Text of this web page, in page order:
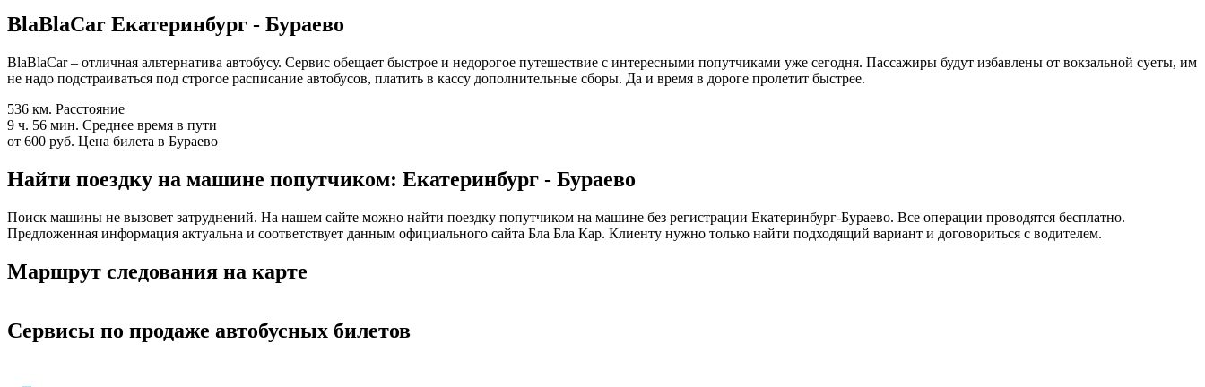
BlaBlaCar Екатеринбург - Бураево
BlaBlaCar – отличная альтернатива автобусу. Сервис обещает быстрое и недорогое путешествие с интересными попутчиками уже сегодня. Пассажиры будут избавлены от вокзальной суеты, им
не надо подстраиваться под строгое расписание автобусов, платить в кассу дополнительные сборы. Да и время в дороге пролетит быстрее.
536 км. Расстояние
9 ч. 56 мин. Среднее время в пути
от 600 руб. Цена билета в Бураево
Найти поездку на машине попутчиком: Екатеринбург - Бураево
Поиск машины не вызовет затруднений. На нашем сайте можно найти поездку попутчиком на машине без регистрации Екатеринбург-Бураево. Все операции проводятся бесплатно.
Предложенная информация актуальна и соответствует данным официального сайта Бла Бла Кар. Клиенту нужно только найти подходящий вариант и договориться с водителем.
Маршрут следования на карте
Сервисы по продаже автобусных билетов